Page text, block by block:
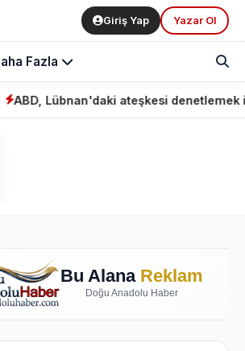
Giriş Yap Yazar Ol
Fazla
ateşkesi denetlemek için
Bu Alana Reklam
Doğu Anadolu Haber